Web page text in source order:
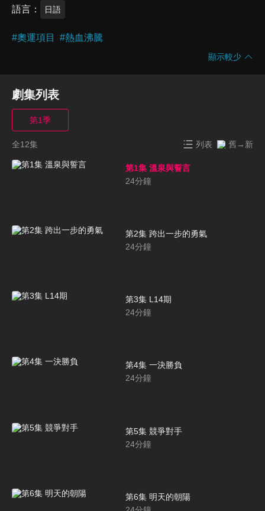
語言 日語
#奧運項目 #熱血沸騰
顯示較少
劇集列表
第1季
全12集 列表 舊→新
第1集 溫泉與誓言
24分鐘
第2集 跨出一步的勇氣
24分鐘
第3集 L14期
24分鐘
第4集 一決勝負
24分鐘
第5集 競爭對手
24分鐘
第6集 明天的朝陽